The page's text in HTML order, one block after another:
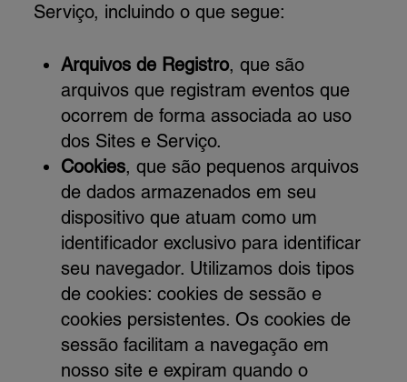
Serviço, incluindo o que segue:
Arquivos de Registro, que são
arquivos que registram eventos que
ocorrem de forma associada ao uso
dos Sites e Serviço.
Cookies, que são pequenos arquivos
de dados armazenados em seu
dispositivo que atuam como um
identificador exclusivo para identificar
seu navegador. Utilizamos dois tipos
de cookies: cookies de sessão e
cookies persistentes. Os cookies de
sessão facilitam a navegação em
nosso site e expiram quando o